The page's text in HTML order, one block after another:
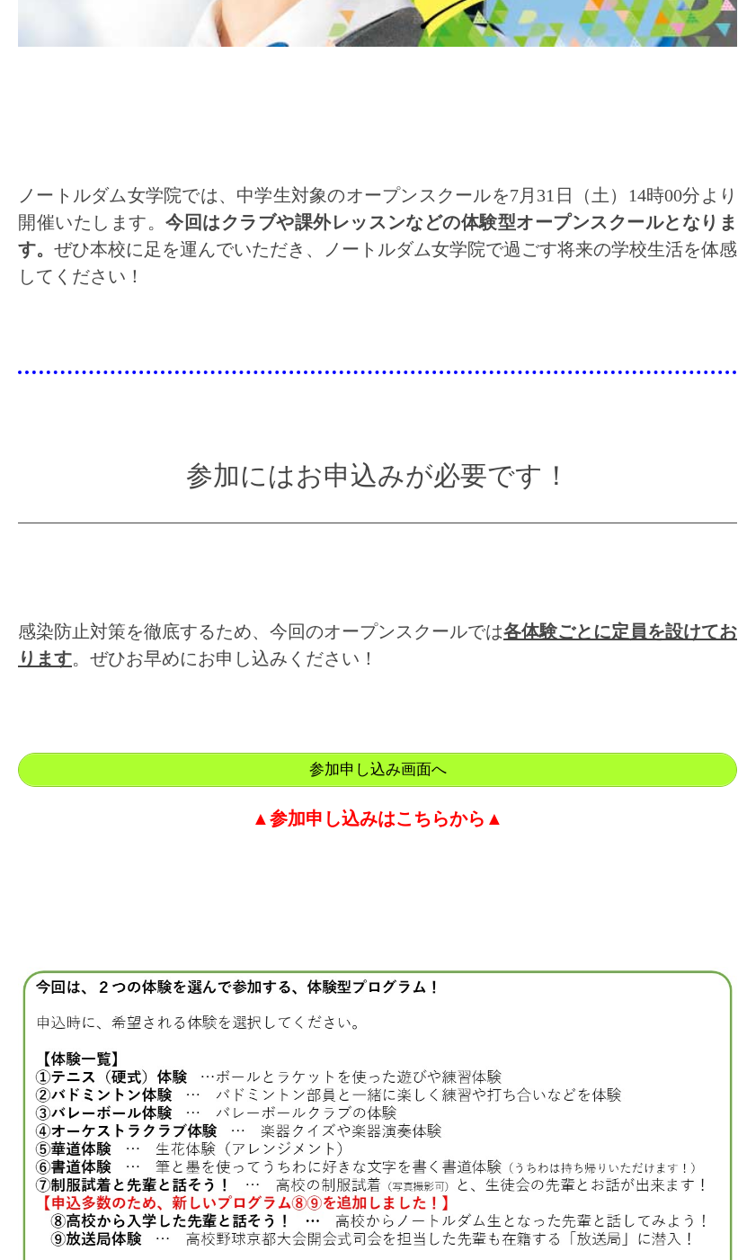
ノートルダム女学院では、 中学生対象のオープンスクールを7月31日（土）14時00分より
開催いたします。今回はクラブや課外レッスンなどの体験型オープンスクールとなりま
す。 ぜひ本校に足を運んでいただき、
ノートルダム女学院で過ごす将来の学校生活を体感
してください！
参加にはお申込みが必要です！
感染防止対策を徹底するため、今回のオープンスクールでは各体験ごとに定員を設けてお
ります。ぜひお早めにお申し込みください！
参加申し込み画面へ
▲参加申し込みはこちらから▲